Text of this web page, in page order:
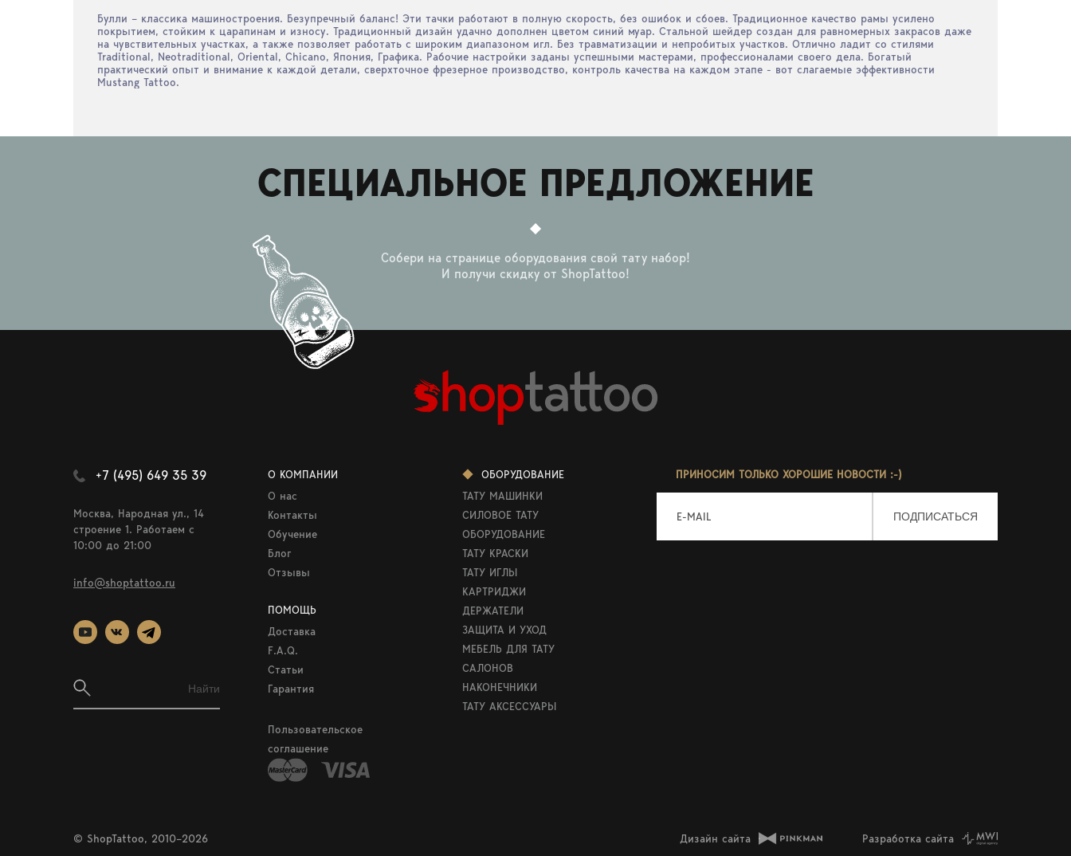
Булли – классика машиностроения. Безупречный баланс! Эти тачки работают в полную скорость, без ошибок и сбоев. Традиционное качество рамы усилено
покрытием, стойким к царапинам и износу. Традиционный дизайн удачно дополнен цветом синий муар. Стальной шейдер создан для равномерных закрасов даже
на чувствительных участках, а также позволяет работать с широким диапазоном игл. Без травматизации и непробитых участков. Отлично ладит со стилями
Traditional, Neotraditional, Oriental, Chicano, Япония, Графика. Рабочие настройки заданы успешными мастерами, профессионалами своего дела. Богатый
практический опыт и внимание к каждой детали, сверхточное фрезерное производство, контроль качества на каждом этапе - вот слагаемые эффективности
Mustang Tattoo.
СПЕЦИАЛЬНОЕ ПРЕДЛОЖЕНИЕ
Собери на странице оборудования свой тату набор!
И получи скидку от ShopTattoo!
+7 (495) 649 35 39
Москва, Народная ул., 14
строение 1. Работаем c
10:00 до 21:00
info@shoptattoo.ru
О КОМПАНИИ
О нас
Контакты
Обучение
Блог
Отзывы
ПОМОЩЬ
Доставка
F.A.Q.
Статьи
Гарантия
Пользовательское
соглашение
ОБОРУДОВАНИЕ
ТАТУ МАШИНКИ
СИЛОВОЕ ТАТУ
ОБОРУДОВАНИЕ
ТАТУ КРАСКИ
ТАТУ ИГЛЫ
КАРТРИДЖИ
ДЕРЖАТЕЛИ
ЗАЩИТА И УХОД
МЕБЕЛЬ ДЛЯ ТАТУ
САЛОНОВ
НАКОНЕЧНИКИ
ТАТУ АКСЕССУАРЫ
ПРИНОСИМ ТОЛЬКО ХОРОШИЕ НОВОСТИ :-)
E-MAIL
© ShopTattoo, 2010–2026 Разработка сайта
Дизайн сайта